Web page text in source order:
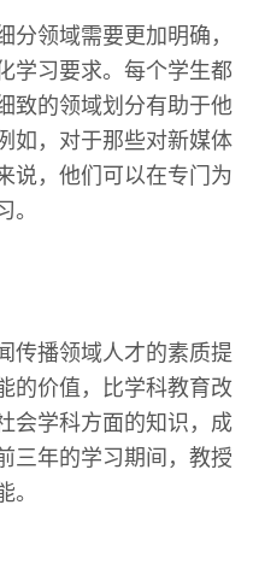
领域需要更加明确，
学习要求。每个学生都
致的领域划分有助于他
如，对于那些对新媒体
说，他们可以在专门为
。
传播领域人才的素质提
的价值，比学科教育改
会学科方面的知识，成
三年的学习期间，教授
。